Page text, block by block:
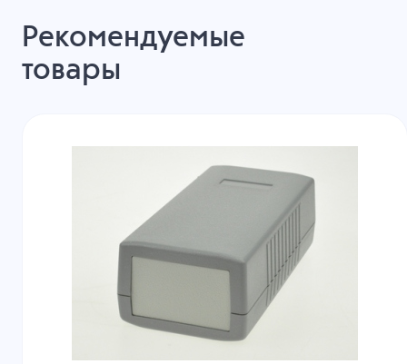
Рекомендуемые
товары